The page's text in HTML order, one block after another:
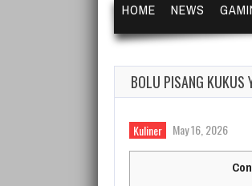
HOME NEWS
BOLU PISANG KUKUS
Kuliner May 16, 2026